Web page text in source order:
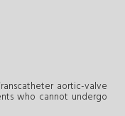
aortic-valve
who cannot undergo